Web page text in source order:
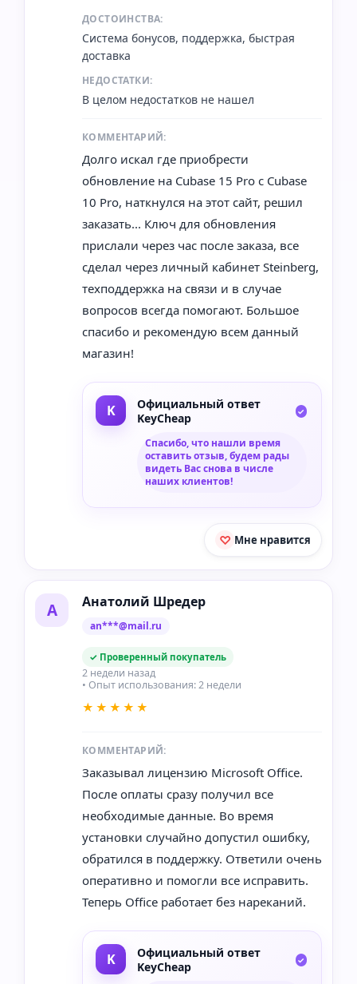
ДОСТОИНСТВА:
Система бонусов, поддержка, быстрая
доставка
НЕДОСТАТКИ:
В целом недостатков не нашел
КОММЕНТАРИЙ:
Долго искал где приобрести
обновление на Cubase 15 Pro с Cubase
10 Pro, наткнулся на этот сайт, решил
заказать... Ключ для обновления
прислали через час после заказа, все
сделал через личный кабинет Steinberg,
техподдержка на связи и в случае
вопросов всегда помогают. Большое
спасибо и рекомендую всем данный
магазин!
Официальный ответ
KeyCheap
Спасибо, что нашли время
оставить отзыв, будем рады
видеть Вас снова в числе
наших клиентов!
Мне нравится
А Анатолий Шредер
an***@mail.ru
✓ Проверенный покупатель
2 недели назад
• Опыт использования: 2 недели
★★★★★
КОММЕНТАРИЙ:
Заказывал лицензию Microsoft Office.
После оплаты сразу получил все
необходимые данные. Во время
установки случайно допустил ошибку,
обратился в поддержку. Ответили очень
оперативно и помогли все исправить.
Теперь Office работает без нареканий.
Официальный ответ
KeyCheap